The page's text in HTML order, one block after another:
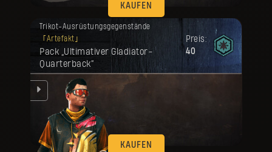
KAUFEN
Trikot-Ausrüstungsgegenstände
Artefakt
Pack „Ultimativer Gladiator-
Quarterback“
Preis:
40
KAUFEN
Deine Belohnung ist freigeschaltet
worden.